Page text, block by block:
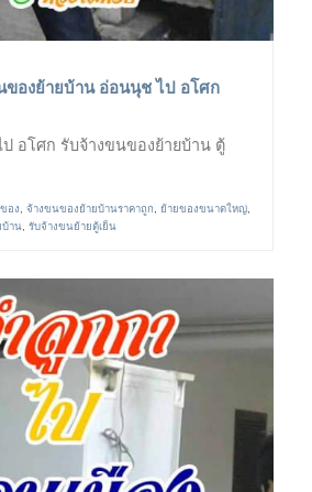
ของย้ายบ้าน อ่อนนุช ไป อโศก
อโศก รับจ้างขนของย้ายบ้าน ตู้
อง จ้างขนของย้ายบ้านราคาถูก ย้ายของขนาดใหญ่
บ้าน รับจ้างขนย้ายตู้เย็น